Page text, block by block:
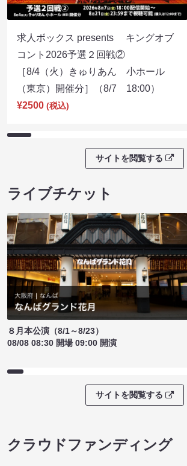
求人ボックス presents キングオブ
コント2026予選２回戦②
［8/4（火）きゅりあん 小ホール
（東京）開催分］（8/7 18:00）
¥2500 (税込)
サイトを閲覧する
ライブチケット
８月本公演（8/1～8/23）
08/08 08:30 開場 09:00 開演
サイトを閲覧する
クラウドファンディング